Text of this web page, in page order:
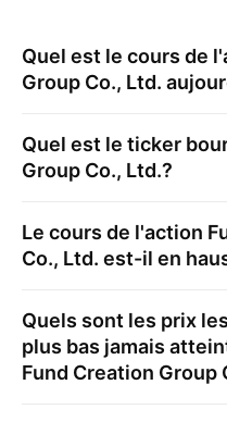
Quel est le cours de
Group Co., Ltd.
Quel est le ticker
Group Co., Ltd.?
Le cours de l'action
Co., Ltd. est-il en
Quels sont les prix
plus bas jamais
Fund Creation Group